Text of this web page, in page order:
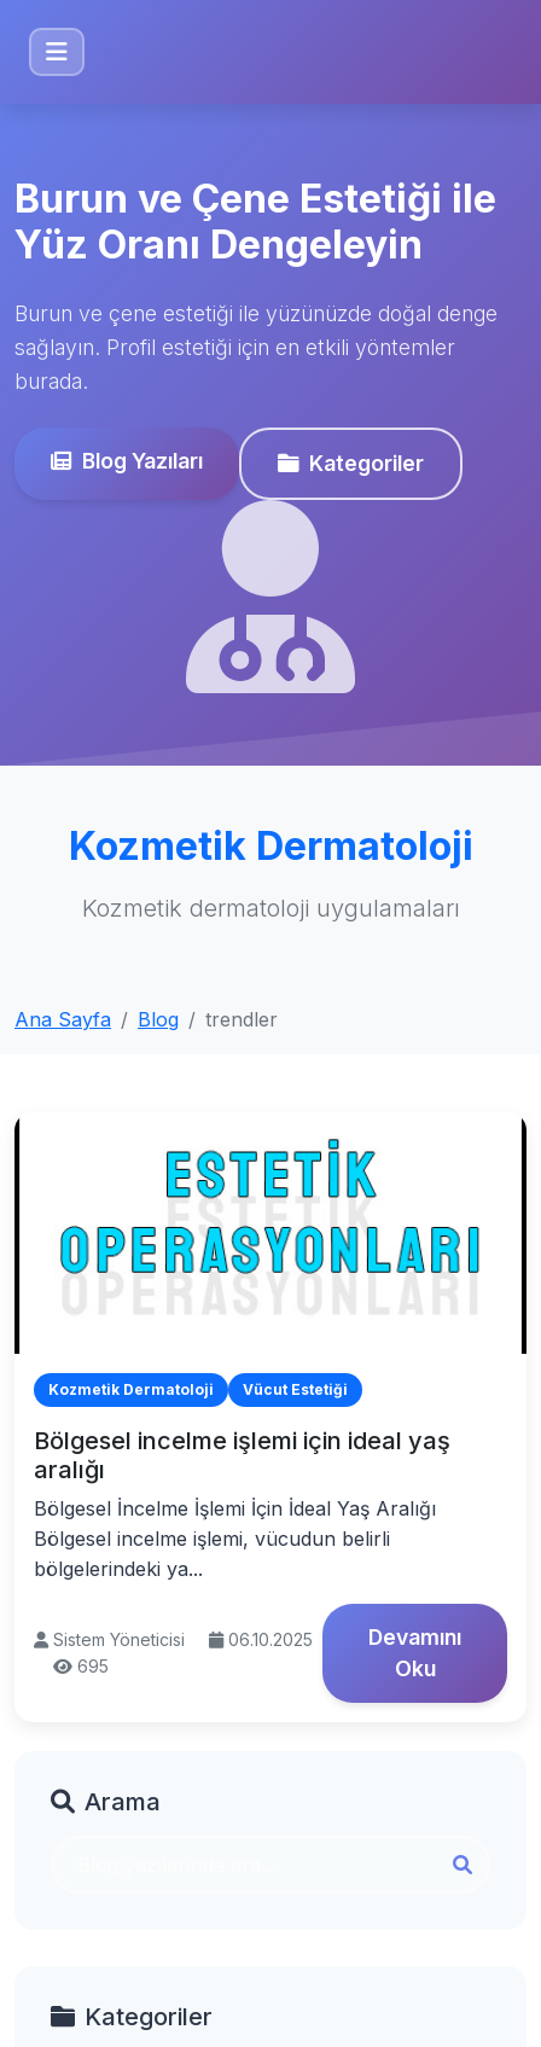
Burun ve Çene Estetiği ile
Yüz Oranı Dengeleyin
Burun ve çene estetiği ile yüzünüzde doğal denge
sağlayın. Profil estetiği için en etkili yöntemler
burada.
Blog Yazıları Kategoriler
Kozmetik Dermatoloji
Kozmetik dermatoloji uygulamaları
Ana Sayfa Blog trendler
Kozmetik Dermatoloji Vücut Estetiği
Bölgesel incelme işlemi için ideal yaş
aralığı
Bölgesel İncelme İşlemi İçin İdeal Yaş Aralığı
Bölgesel incelme işlemi, vücudun belirli
bölgelerindeki ya...
Sistem Yöneticisi
06.10.2025
695
Devamını
Oku
Arama
Kategoriler